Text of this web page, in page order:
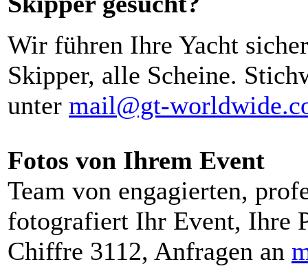
Wir führen Ihre Yacht
Skipper, alle Scheine.
unter mail@gt-
Fotos von Ihrem Event
Team von engagierten,
fotografiert Ihr Event, Ihre
Chiffre 3112, Anfragen an